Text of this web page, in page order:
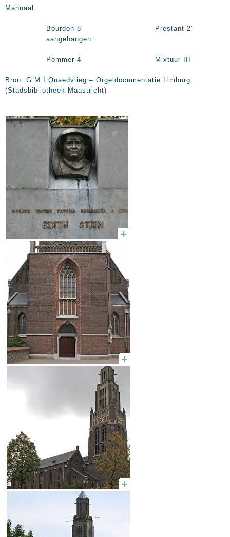
Manuaal
Bourdon 8’ Prestant 2’
aangehangen
Pommer 4’ Mixtuur III
Bron: G.M.I.Quaedvlieg – Orgeldocumentatie Limburg
(Stadsbibliotheek Maastricht)